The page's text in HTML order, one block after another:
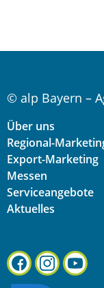
© alp Bayern –
Über uns
Regional-
Export-Marketing
Messen
Serviceangebote
Aktuelles